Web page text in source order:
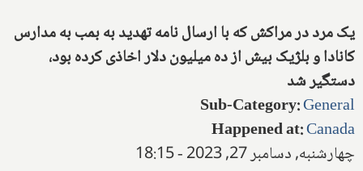
یک مرد در مراکش که با ارسال نامه تهدید به بمب به مدارس
کانادا و بلژیک بیش از ده میلیون دلار اخاذی کرده بود،
دستگیر شد
Sub-Category:General
Happened at:Canada
چهارشنبه, دسامبر 27, 2023 - 18:15